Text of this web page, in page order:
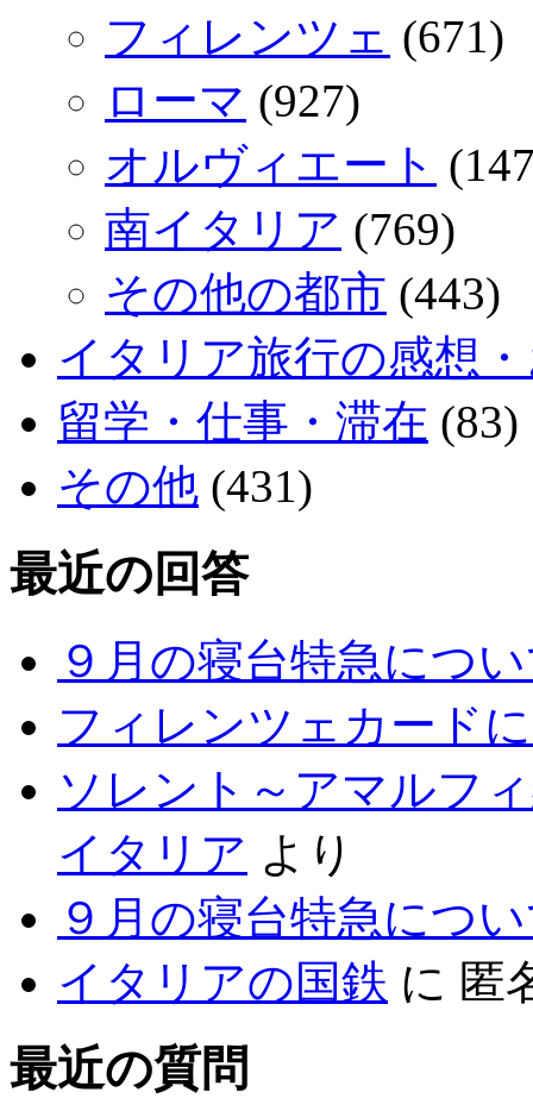
フィレンツェ (671)
ローマ (927)
オルヴィエート
南イタリア (769)
その他の都市 (443)
イタリア旅行の感想
留学・仕事・滞在 (83)
その他 (431)
最近の回答
９月の寝台特急につ
フィレンツェカード
ソレント～アマルフ
イタリア より
９月の寝台特急につ
イタリアの国鉄 に 匿
最近の質問